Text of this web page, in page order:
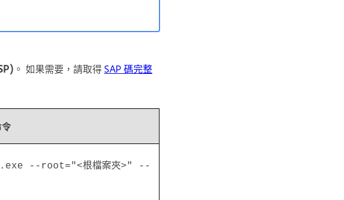
。 如果需要，請取得SAP 碼完整
--root="<根檔案夾>" --